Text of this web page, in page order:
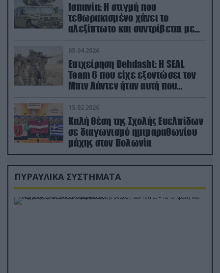
Ισπανία: Η στιγμή που
τεθωρακισμένο χάνει το
αλεξίπτωτο και συντρίβεται με
ορμή στο έδαφος (βίντεο)
05.04.2026
Επιχείρηση Dehdasht: Η SEAL
Team 6 που είχε εξοντώσει τον
Μπιν Λάντεν ήταν αυτή που
διέσωσε τον πιλότο του F-15
15.02.2026
Καλή θέση της Σχολής Ευελπίδων
σε διαγωνισμό ημιμαραθωνίου
μάχης στον Πολωνία
ΠΥΡΑΥΛΙΚΑ ΣΥΣΤΗΜΑΤΑ